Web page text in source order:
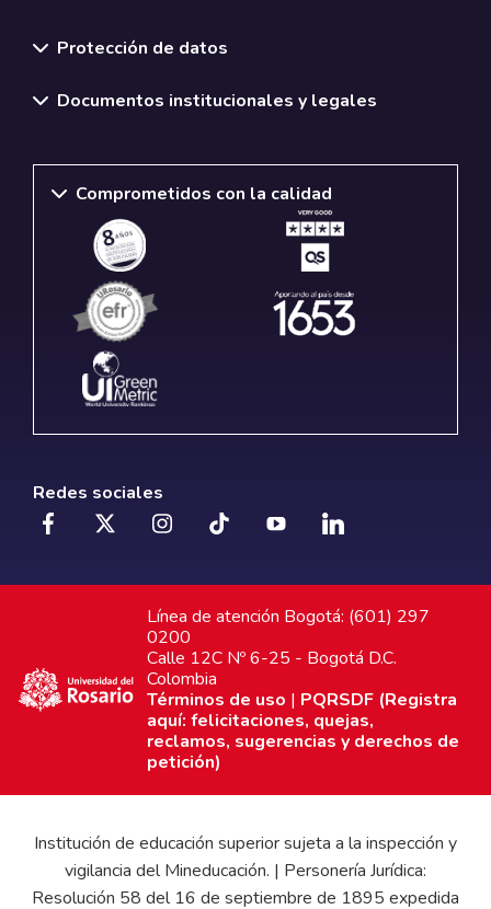
Protección de datos
Documentos institucionales y legales
Comprometidos con la calidad
Redes sociales
Línea de atención Bogotá: (601) 297
0200
Calle 12C Nº 6-25 - Bogotá D.C.
Colombia
Términos de uso | PQRSDF (Registra
aquí: felicitaciones, quejas,
reclamos, sugerencias y derechos de
petición)
Institución de educación superior sujeta a la inspección y
vigilancia del Mineducación. | Personería Jurídica:
Resolución 58 del 16 de septiembre de 1895 expedida